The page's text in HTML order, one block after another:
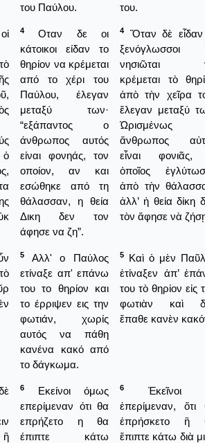
του Παύλου.
του.
4
Οταν δε οι
κάτοικοι είδαν το
θηρίον να κρέμεται
από το χέρι του
Παύλου, έλεγαν
μεταξύ των·
“εξάπαντος ο
άνθρωπος αυτός
είναι φονηάς, τον
οποίον, αν και
εσώθηκε από τη
θάλασσαν, η θεία
Δικη δεν τον
άφησε να ζη”.
4
Ὅταν δὲ εἶδαν
ξενόγλωσσοι
νησιῶται
κρέμεται τὸ
ἀπὸ τὴν χεῖρα
ἔλεγαν μεταξύ
Ὡρισμένως
ἄνθρωπος
εἶναι
ὁποῖος
ἀπὸ τὴν
ἀλλ’ ἡ θεία δίκη
τὸν ἄφησε νὰ
5
Αλλ' ο Παύλος
ετίναξε απ' επάνω
του το θηρίον και
το έρριψεν εις την
φωτιάν, χωρίς
αυτός να πάθη
κανένα κακό από
το δάγκωμα.
5
Καὶ ὁ μὲν
ἐτίναξεν ἀπ’
του τὸ θηρίον εἰς
φωτιὰν καὶ
ἔπαθε κανὲν
ἢ
6
Εκείνοι όμως
επερίμεναν ότι θα
επρήζετο η θα
έπιπτε κάτω
6
Ἐκεῖνοι
ἐπερίμεναν, ὅτι
ἐπρήσκετο ἢ
ἔπιπτε κάτω διὰ